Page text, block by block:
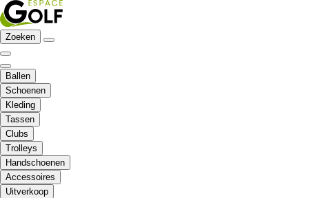
Zoeken
Ballen
Schoenen
Kleding
Tassen
Clubs
Trolleys
Handschoenen
Accessoires
Uitverkoop